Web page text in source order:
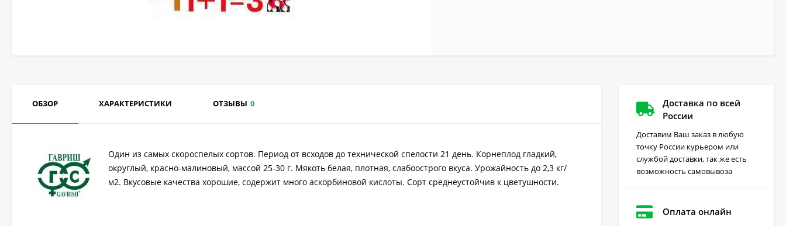
ОБЗОР ХАРАКТЕРИСТИКИ ОТЗЫВЫ 0
Один из самых скороспелых сортов. Период от всходов до технической спелости 21 день. Корнеплод гладкий,
округлый, красно-малиновый, массой 25-30 г. Мякоть белая, плотная, слабоострого вкуса. Урожайность до 2,3 кг/
м2. Вкусовые качества хорошие, содержит много аскорбиновой кислоты. Сорт среднеустойчив к цветушности.
Доставка по всей
России
Доставим Ваш заказ в любую
точку России курьером или
службой доставки, так же есть
возможность самовывоза
Оплата онлайн